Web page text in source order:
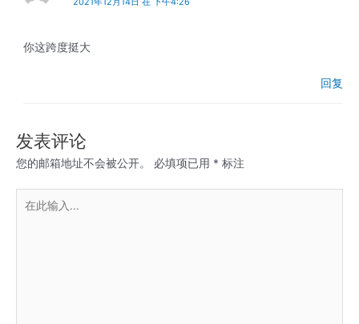
你这跨度挺大
回复
发表评论
您的邮箱地址不会被公开。 必填项已用 * 标注